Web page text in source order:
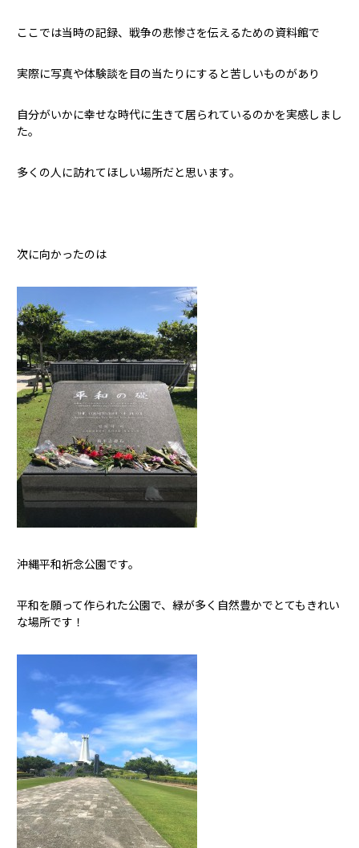
ここでは当時の記録、戦争の悲惨さを伝えるための資料館で
実際に写真や体験談を目の当たりにすると苦しいものがあり
自分がいかに幸せな時代に生きて居られているのかを実感しまし
た。
多くの人に訪れてほしい場所だと思います。
次に向かったのは
沖縄平和祈念公園です。
平和を願って作られた公園で、緑が多く自然豊かでとてもきれい
な場所です！